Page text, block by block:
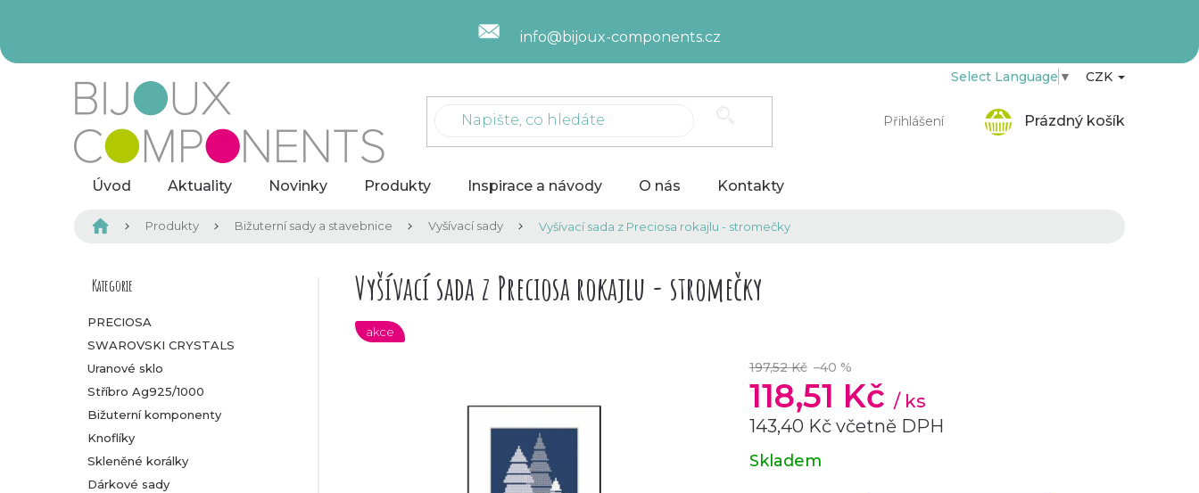
info@bijoux-components.cz
Přihlášení
Select Language ▼ CZK
Prázdný košík
Úvod Aktuality Novinky Produkty Inspirace a návody O nás Kontakty
Domů Produkty Bižuterní sady a stavebnice Vyšívací sady Vyšívací sada z Preciosa rokajlu - stromečky
P
o
s
t
r
a
Přeskočit
Kategorie
PRECIOSA
SWAROVSKI CRYSTALS
Uranové sklo
Stříbro Ag925/1000
Bižuterní komponenty
Knoflíky
Skleněné korálky
Dárkové sady
Vyšívací sada z Preciosa rokajlu - stromečky
akce
197,52 Kč –40 %
118,51 Kč / ks
143,40 Kč včetně DPH
Měrná
cena:
Skladem